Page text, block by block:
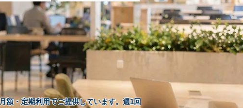
額・定期利用でご提供しています。週1回